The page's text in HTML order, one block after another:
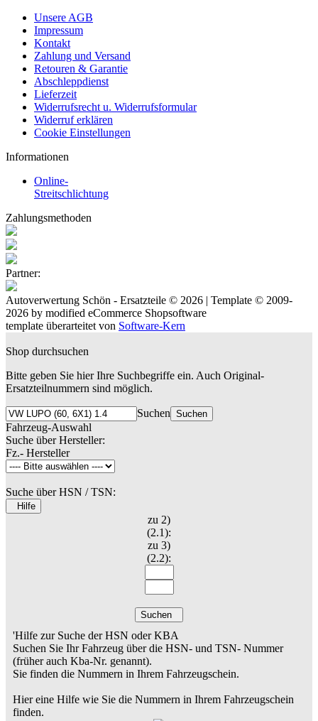
Unsere AGB
Impressum
Kontakt
Zahlung und Versand
Retouren & Garantie
Abschleppdienst
Lieferzeit
Widerrufsrecht u. Widerrufsformular
Widerruf erklären
Cookie Einstellungen
Informationen
Online-
Streitschlichtung
Zahlungsmethoden
Partner:
Autoverwertung Schön - Ersatzteile © 2026 | Template © 2009-
2026 by modified eCommerce Shopsoftware
template überarteitet von Software-Kern
Shop durchsuchen
Bitte geben Sie hier Ihre Suchbegriffe ein. Auch Original-
Ersatzteilnummern sind möglich.
Suchen Suchen
Fahrzeug-Auswahl
Suche über Hersteller:
Fz.- Hersteller
Suche über HSN / TSN:
Hilfe
zu 2)
(2.1):
zu 3)
(2.2):
Suchen
'Hilfe zur Suche der HSN oder KBA
Suchen Sie Ihr Fahrzeug über die HSN- und TSN- Nummer
(früher auch Kba-Nr. genannt).
Sie finden die Nummern in Ihrem Fahrzeugschein.
Hier eine Hilfe wie Sie die Nummern in Ihrem Fahrzeugschein
finden.